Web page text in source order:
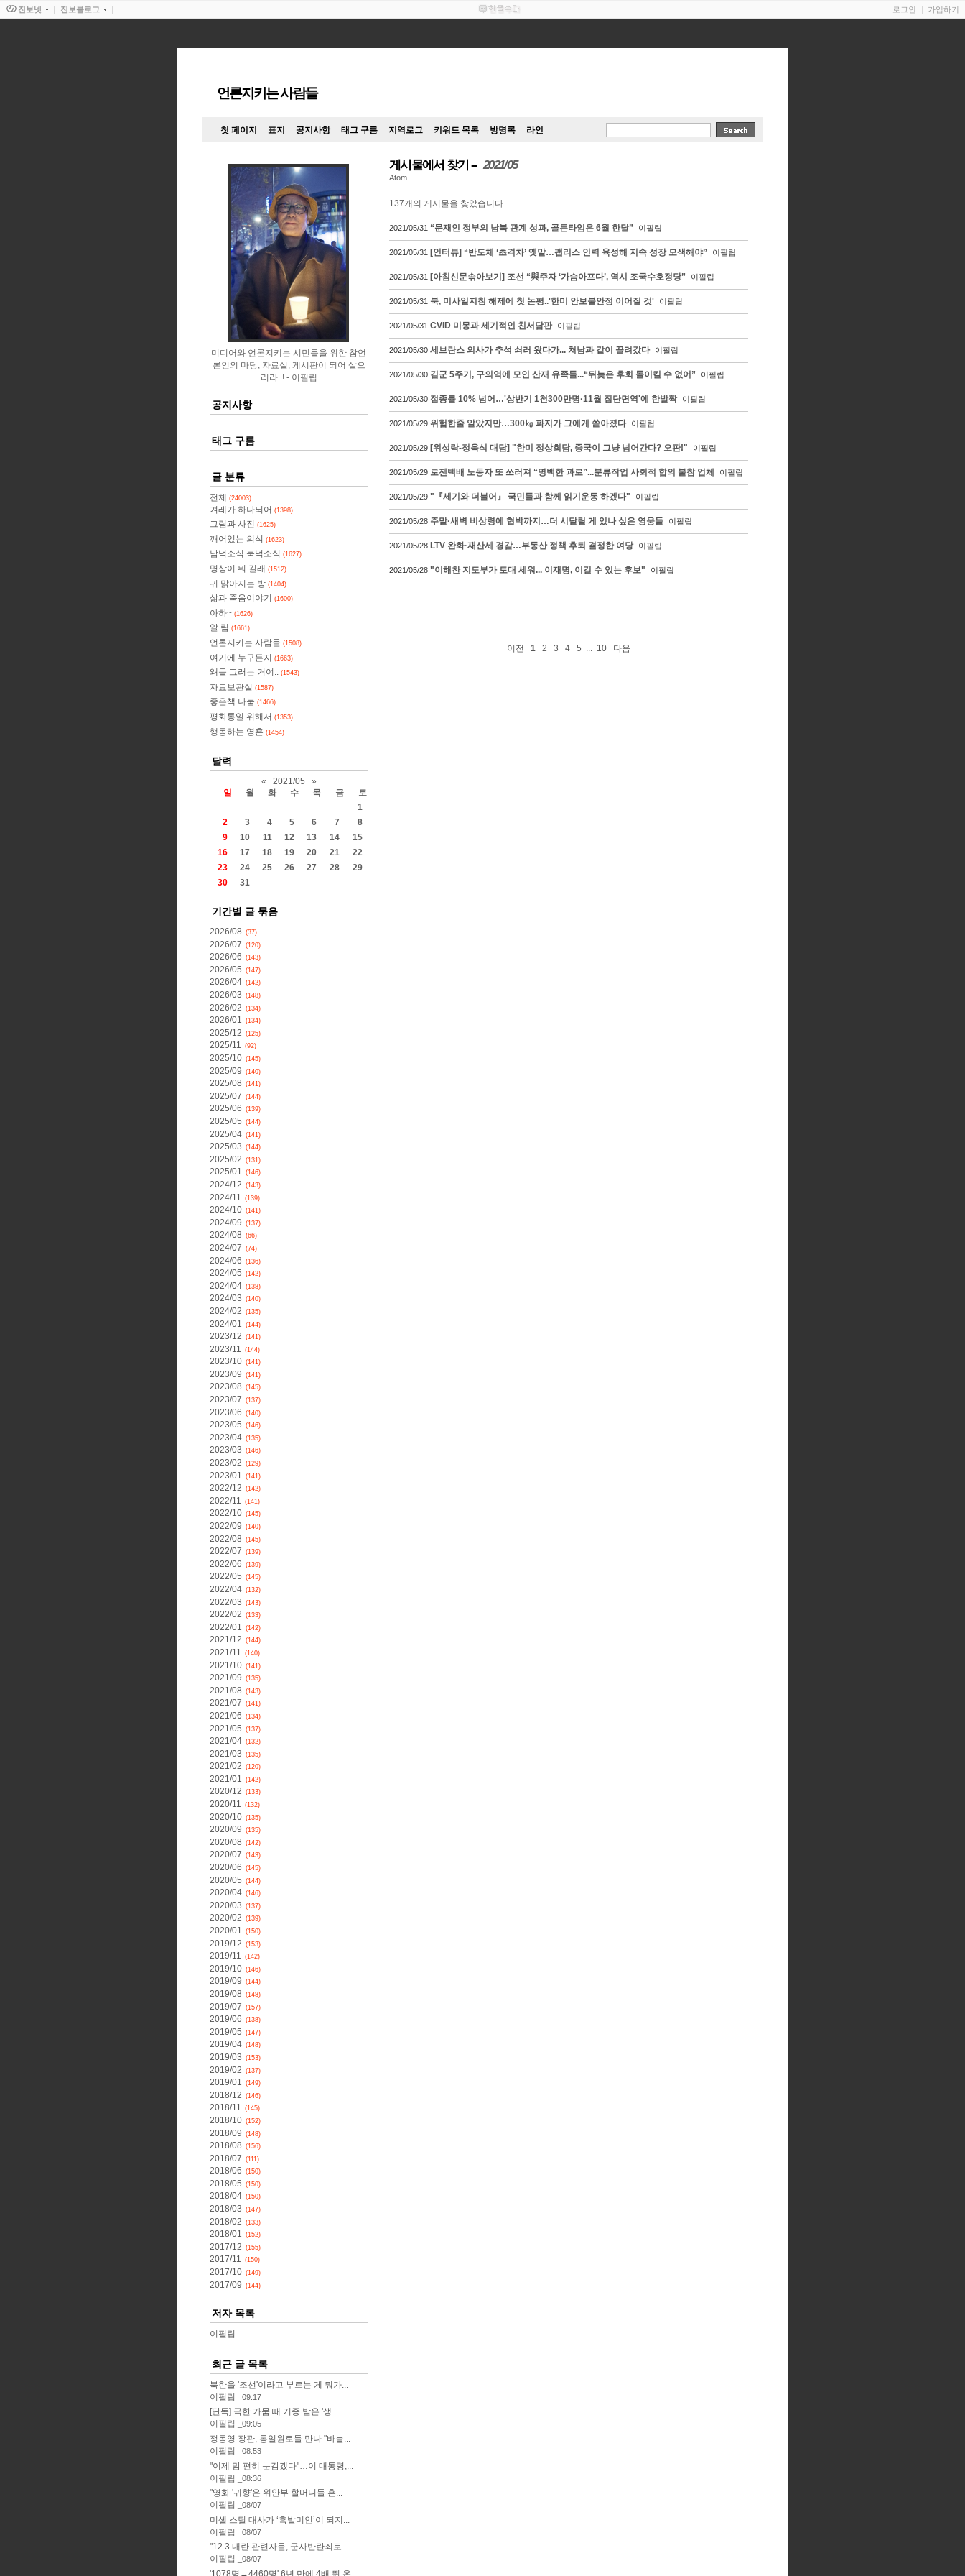
언론지키는 사람들
첫 페이지 표지 공지사항 태그 구름 지역로그 키워드 목록 방명록 라인
게시물에서 찾기 2021/05
Atom
137개의 게시물을 찾았습니다.
2021/05/31 “문재인 정부의 남북 관계 성과, 골든타임은 6월 한달” 이필립
2021/05/31 [인터뷰] “반도체 ‘초격차’ 옛말…팹리스 인력 육성해 지속 성장 모색해야” 이필립
2021/05/31 [아침신문솎아보기] 조선 “與주자 ‘가슴아프다’, 역시 조국수호정당” 이필립
2021/05/31 북, 미사일지침 해제에 첫 논평..'한미 안보불안정 이어질 것' 이필립
2021/05/31 CVID 미몽과 세기적인 친서담판 이필립
2021/05/30 세브란스 의사가 추석 쇠러 왔다가... 처남과 같이 끌려갔다 이필립
2021/05/30 김군 5주기, 구의역에 모인 산재 유족들...“뒤늦은 후회 돌이킬 수 없어” 이필립
2021/05/30 접종률 10% 넘어…'상반기 1천300만명·11월 집단면역'에 한발짝 이필립
2021/05/29 위험한줄 알았지만…300㎏ 파지가 그에게 쏟아졌다 이필립
2021/05/29 [위성락-정욱식 대담] "한미 정상회담, 중국이 그냥 넘어간다? 오판!" 이필립
2021/05/29 로젠택배 노동자 또 쓰러져 “명백한 과로”...분류작업 사회적 합의 불참 업체 이필립
2021/05/29 "『세기와 더불어』 국민들과 함께 읽기운동 하겠다" 이필립
2021/05/28 주말·새벽 비상령에 협박까지…더 시달릴 게 있나 싶은 영웅들 이필립
2021/05/28 LTV 완화·재산세 경감…부동산 정책 후퇴 결정한 여당 이필립
2021/05/28 "이해찬 지도부가 토대 세워... 이재명, 이길 수 있는 후보" 이필립
이전 1 2 3 4 5 ... 10 다음
미디어와 언론지키는 시민들을 위한 참언
론인의 마당, 자료실, 게시판이 되어 살으
리라..!
이필립
공지사항
태그 구름
글 분류
전체 (24003)
겨레가 하나되어 (1398)
그림과 사진 (1625)
깨어있는 의식 (1623)
남녁소식 북녁소식 (1627)
명상이 뭐 길래 (1512)
귀 맑아지는 방 (1404)
삶과 죽음이야기 (1600)
아하~ (1626)
알 림 (1661)
언론지키는 사람들 (1508)
여기에 누구든지 (1663)
왜들 그러는 거여.. (1543)
자료보관실 (1587)
좋은책 나눔 (1466)
평화통일 위해서 (1353)
행동하는 영혼 (1454)
달력
« 2021/05
»
일
월 화 수 목 금
토
1
2
3 4 5 6 7
8
9
10 11 12 13 14
15
16
17 18 19 20 21
22
23
24 25 26 27 28
29
30
31
기간별 글 묶음
2026/08 (37)
2026/07 (120)
2026/06 (143)
2026/05 (147)
2026/04 (142)
2026/03 (148)
2026/02 (134)
2026/01 (134)
2025/12 (125)
2025/11 (92)
2025/10 (145)
2025/09 (140)
2025/08 (141)
2025/07 (144)
2025/06 (139)
2025/05 (144)
2025/04 (141)
2025/03 (144)
2025/02 (131)
2025/01 (146)
2024/12 (143)
2024/11 (139)
2024/10 (141)
2024/09 (137)
2024/08 (66)
2024/07 (74)
2024/06 (136)
2024/05 (142)
2024/04 (138)
2024/03 (140)
2024/02 (135)
2024/01 (144)
2023/12 (141)
2023/11 (144)
2023/10 (141)
2023/09 (141)
2023/08 (145)
2023/07 (137)
2023/06 (140)
2023/05 (146)
2023/04 (135)
2023/03 (146)
2023/02 (129)
2023/01 (141)
2022/12 (142)
2022/11 (141)
2022/10 (145)
2022/09 (140)
2022/08 (145)
2022/07 (139)
2022/06 (139)
2022/05 (145)
2022/04 (132)
2022/03 (143)
2022/02 (133)
2022/01 (142)
2021/12 (144)
2021/11 (140)
2021/10 (141)
2021/09 (135)
2021/08 (143)
2021/07 (141)
2021/06 (134)
2021/05 (137)
2021/04 (132)
2021/03 (135)
2021/02 (120)
2021/01 (142)
2020/12 (133)
2020/11 (132)
2020/10 (135)
2020/09 (135)
2020/08 (142)
2020/07 (143)
2020/06 (145)
2020/05 (144)
2020/04 (146)
2020/03 (137)
2020/02 (139)
2020/01 (150)
2019/12 (153)
2019/11 (142)
2019/10 (146)
2019/09 (144)
2019/08 (148)
2019/07 (157)
2019/06 (138)
2019/05 (147)
2019/04 (148)
2019/03 (153)
2019/02 (137)
2019/01 (149)
2018/12 (146)
2018/11 (145)
2018/10 (152)
2018/09 (148)
2018/08 (156)
2018/07 (111)
2018/06 (150)
2018/05 (150)
2018/04 (150)
2018/03 (147)
2018/02 (133)
2018/01 (152)
2017/12 (155)
2017/11 (150)
2017/10 (149)
2017/09 (144)
저자 목록
이필립
최근 글 목록
북한을 '조선'이라고 부르는 게 뭐가...
이필립
09:17
[단독] 극한 가뭄 때 기증 받은 '생...
이필립
09:05
정동영 장관, 통일원로들 만나 "바늘...
이필립
08:53
"이제 맘 편히 눈감겠다"…이 대통령,...
이필립
08:36
"영화 '귀향'은 위안부 할머니들 혼...
이필립
08/07
미셸 스틸 대사가 ‘흑발미인’이 되지...
이필립
08/07
"12.3 내란 관련자들, 군사반란죄로...
이필립
08/07
'1078명→4460명' 6년 만에 4배 뛴 온...
진보넷 진보블로그 로그인 가입하기